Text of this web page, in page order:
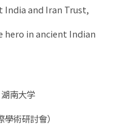
India and Iran Trust,
hero in ancient Indian
南大学
術研討會）